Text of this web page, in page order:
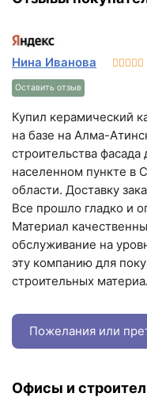
Нина Иванова
Оставить отзыв
Купил керамический
на базе на Алма-
строительства
населенном пункте в
области. Доставку
Все прошло гладко и
Материал
обслуживание на
эту компанию для
строительных
Пожелания или
Офисы и